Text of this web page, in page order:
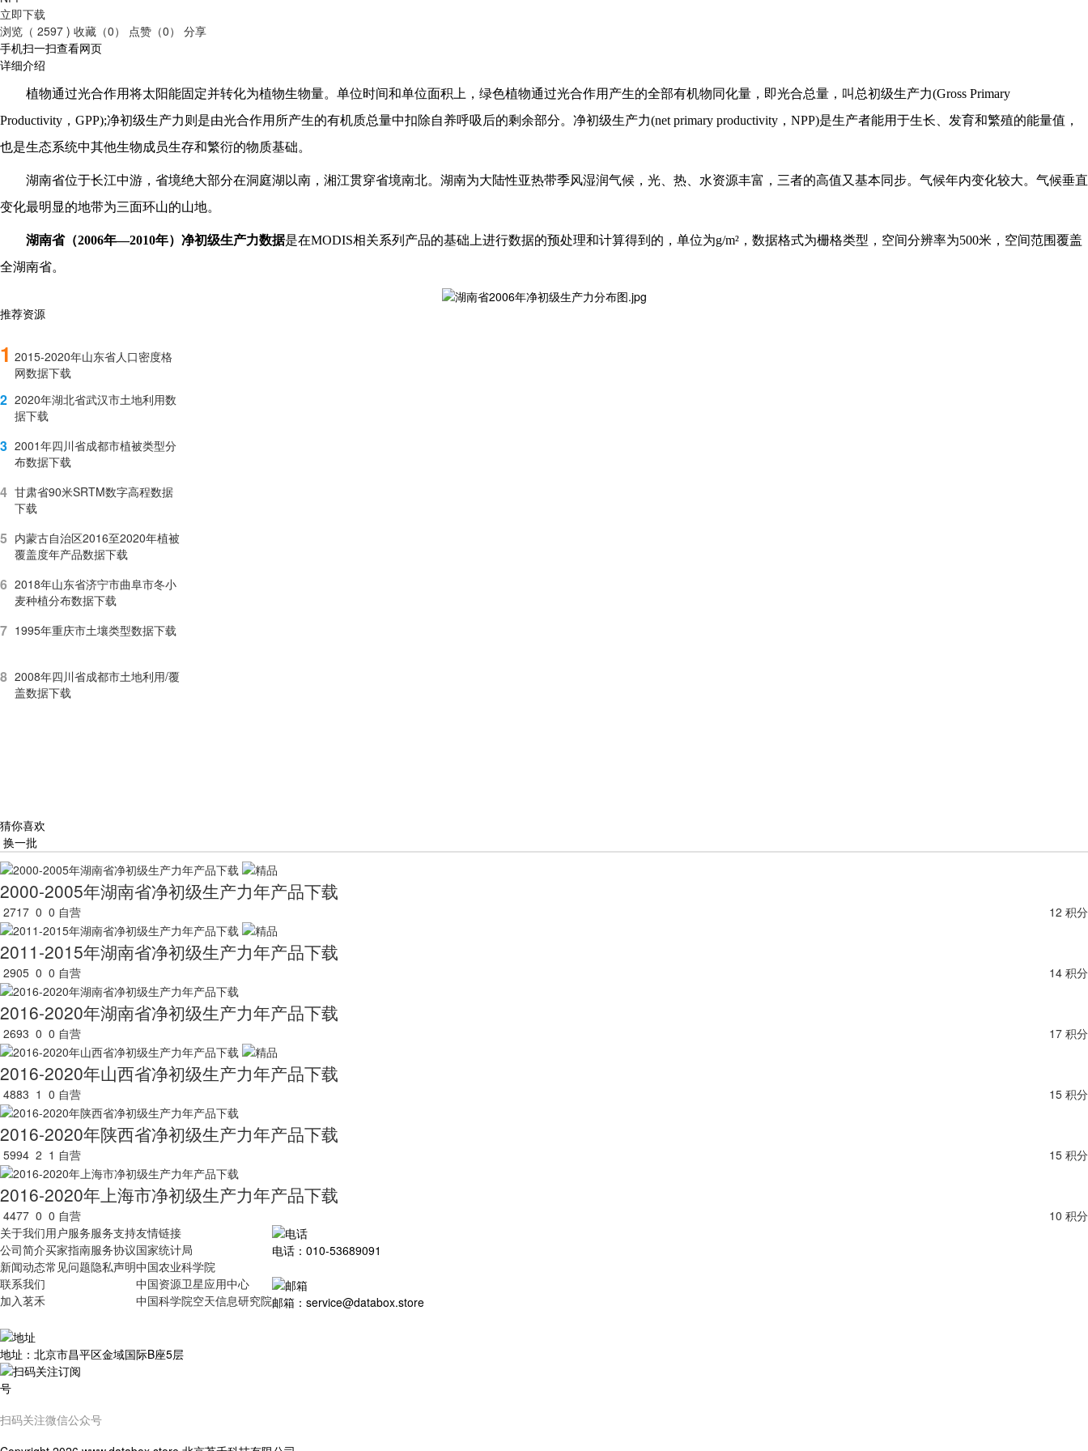
立即下载
浏览（ 2597 ) 收藏（0） 点赞（0）
分享
手机扫一扫查看网页
详细介绍
植物通过光合作用将太阳能固定并转化为植物生物量。单位时间和单位面积上，绿色植物通过光合作用产生的全部有机物同化量，即光合总量，叫总初级生产力(Gross Primary
Productivity，GPP);净初级生产力则是由光合作用所产生的有机质总量中扣除自养呼吸后的剩余部分。净初级生产力(net primary productivity，NPP)是生产者能用于生长、发育和繁殖的能量值，
也是生态系统中其他生物成员生存和繁衍的物质基础。
湖南省位于长江中游，省境绝大部分在洞庭湖以南，湘江贯穿省境南北。湖南为大陆性亚热带季风湿润气候，光、热、水资源丰富，三者的高值又基本同步。气候年内变化较大。气候垂直
变化最明显的地带为三面环山的山地。
湖南省（2006年—2010年） 净初级生产力数据是在MODIS相关系列产品的基础上进行数据的预处理和计算得到的，单位为g/m²，数据格式为栅格类型，空间分辨率为500米，空间范围覆盖
全湖南省。
推荐资源
1 2015-2020年山东省人口密度格
网数据下载
2 2020年湖北省武汉市土地利用数
据下载
3 2001年四川省成都市植被类型分
布数据下载
4 甘肃省90米SRTM数字高程数据
下载
5 内蒙古自治区2016至2020年植被
覆盖度年产品数据下载
6 2018年山东省济宁市曲阜市冬小
麦种植分布数据下载
7 1995年重庆市土壤类型数据下载
8 2008年四川省成都市土地利用/覆
盖数据下载
猜你喜欢
换一批
2000-2005年湖南省净初级生产力年产品下载
2717 0 0 自营 12 积分
2011-2015年湖南省净初级生产力年产品下载
2905 0 0 自营 14 积分
2016-2020年湖南省净初级生产力年产品下载
2693 0 0 自营 17 积分
2016-2020年山西省净初级生产力年产品下载
4883 1 0 自营 15 积分
2016-2020年陕西省净初级生产力年产品下载
5994 2 1 自营 15 积分
2016-2020年上海市净初级生产力年产品下载
4477 0 0 自营
10 积分
关于我们
公司简介
新闻动态
联系我们
加入茗禾
用户服务
买家指南
常见问题
服务支持
服务协议
隐私声明
友情链接
国家统计局
中国农业科学院
中国资源卫星应用中心
中国科学院空天信息研究院
电话：010-53689091
邮箱：service@databox.store
地址：北京市昌平区金域国际B座5层
扫码关注微信公众号